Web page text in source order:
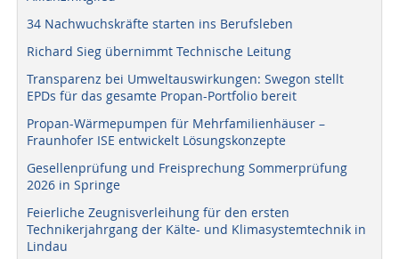
34 Nachwuchskräfte starten ins Berufsleben
Richard Sieg übernimmt Technische Leitung
Transparenz bei Umweltauswirkungen: Swegon stellt
EPDs für das gesamte Propan-Portfolio bereit
Propan-Wärmepumpen für Mehrfamilienhäuser –
Fraunhofer ISE entwickelt Lösungskonzepte
Gesellenprüfung und Freisprechung Sommerprüfung
2026 in Springe
Feierliche Zeugnisverleihung für den ersten
Technikerjahrgang der Kälte- und Klimasystemtechnik in
Lindau